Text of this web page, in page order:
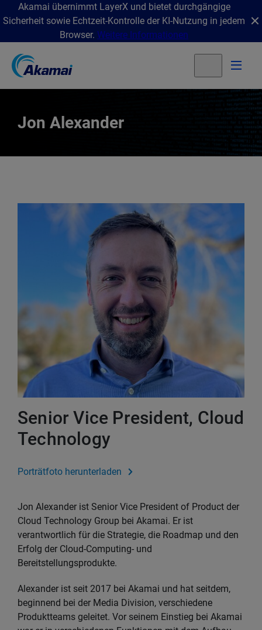
Akamai übernimmt LayerX und bietet durchgängige
Sicherheit sowie Echtzeit-Kontrolle der KI-Nutzung in jedem
Browser. Weitere Informationen
Jon Alexander
Senior Vice President, Cloud
Technology
Porträtfoto herunterladen
Jon Alexander ist Senior Vice President of Product der
Cloud Technology Group bei Akamai. Er ist
verantwortlich für die Strategie, die Roadmap und den
Erfolg der Cloud-Computing- und
Bereitstellungsprodukte.
Alexander ist seit 2017 bei Akamai und hat seitdem,
beginnend bei der Media Division, verschiedene
Produktteams geleitet. Vor seinem Einstieg bei Akamai